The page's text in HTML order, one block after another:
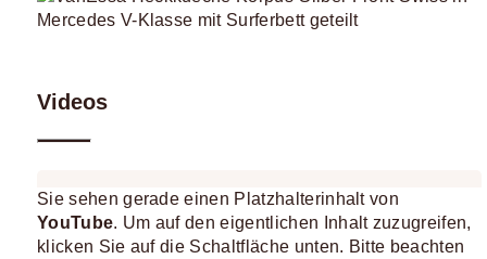
Videos
Sie sehen gerade einen Platzhalterinhalt von
YouTube. Um auf den eigentlichen Inhalt zuzugreifen,
klicken Sie auf die Schaltfläche unten. Bitte beachten